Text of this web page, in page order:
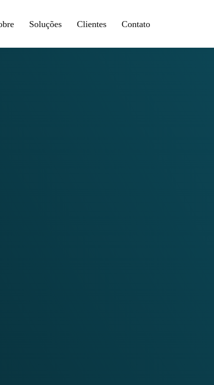
Soluções Clientes Contato